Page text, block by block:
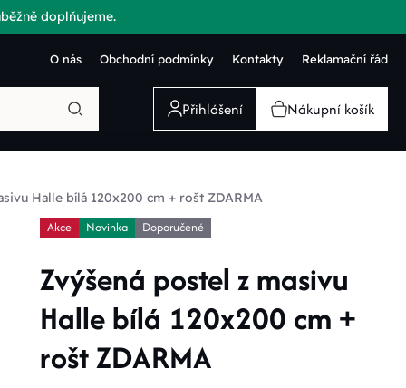
doplňujeme.
O nás Obchodní podmínky Kontakty Reklamační řád
Přihlášení Nákupní košík
Halle bílá 120x200 cm + rošt ZDARMA
Akce Novinka Doporučené
Zvýšená postel z masivu
Halle bílá 120x200 cm +
rošt ZDARMA